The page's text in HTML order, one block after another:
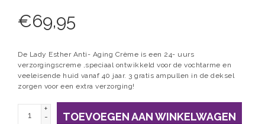
€69,95
De Lady Esther Anti- Aging Crème is een 24- uurs
verzorgingscreme ,speciaal ontwikkeld voor de vochtarme en
veeleisende huid vanaf 40 jaar. 3 gratis ampullen in de deksel
zorgen voor een extra verzorging!
+
-
TOEVOEGEN AAN WINKELWAGEN